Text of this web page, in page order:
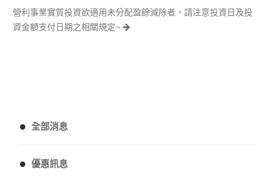
營利事業實質投資欲適用未分配盈餘減除者，請注意投資日及投
資金額支付日期之相關規定~
● 全部消息
● 優惠訊息